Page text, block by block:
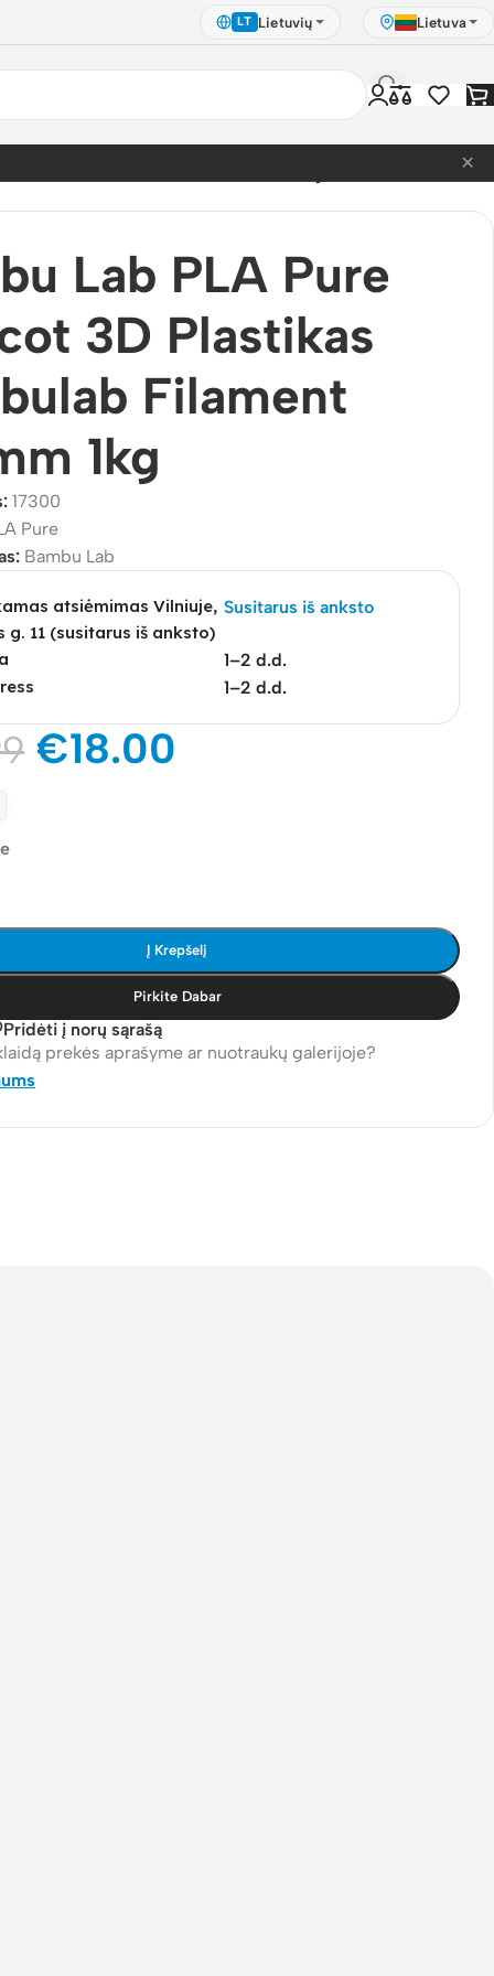
LT Lietuvių Lietuva
×
Bambulab Filament 1.75mm 1kg
Lab PLA Pure
3D Plastikas
Filament
1kg
17300
Pure
Bambu Lab
atsiėmimas Vilniuje,
g. 11 (susitarus iš anksto)
Susitarus iš anksto
1–2 d.d.
1–2 d.d.
€18.00
Į Krepšelį
Pirkite Dabar
Pridėti į norų sąrašą
prekės aprašyme ar nuotraukų galerijoje?